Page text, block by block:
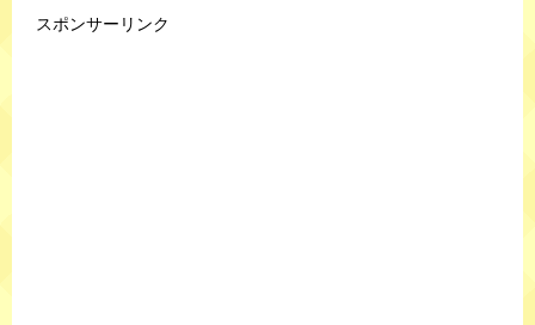
スポンサーリンク